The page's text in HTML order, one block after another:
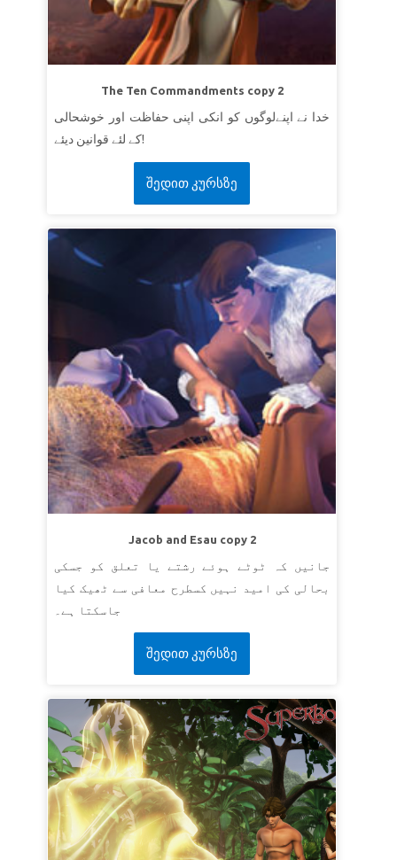
The Ten Commandments copy 2
خدا نے اپنےلوگوں کو انکی اپنی حفاظت اور خوشحالی
کے لئے قوانین دیئے!
შედით კურსზე
Jacob and Esau copy 2
جانیں کہ ٹوٹے ہوئے رشتے یا تعلق کو جسکی
بحالی کی امید نہیں کسطرح معافی سے ٹھیک کیا
جاسکتا ہے۔
შედით კურსზე